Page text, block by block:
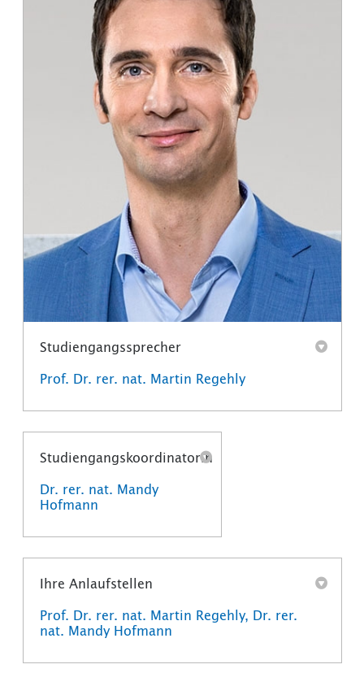
Studiengangssprecher
Prof. Dr. rer. nat. Martin Regehly
Studiengangskoordinatorin
Dr. rer. nat. Mandy
Hofmann
Ihre Anlaufstellen
Prof. Dr. rer. nat. Martin Regehly, Dr. rer.
nat. Mandy Hofmann